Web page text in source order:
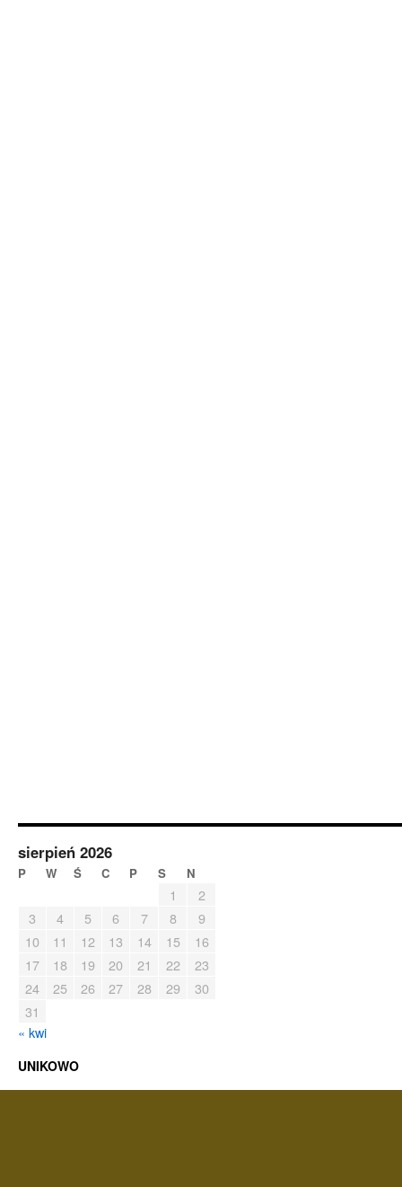
sierpień 2026
P W Ś C P S N
1
2
3
4 5 6 7 8
9
10
11 12 13 14 15
16
17
18 19 20 21 22
23
24
25 26 27 28 29
30
31
« kwi
UNIKOWO